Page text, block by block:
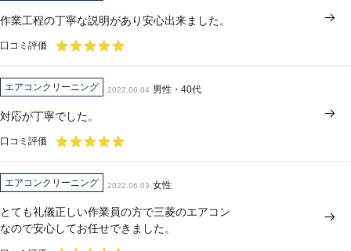
作業工程の丁寧な説明があり安心出来ました。
口コミ評価
エアコンクリーニング 2022.06.04 男性・40代
対応が丁寧でした。
口コミ評価
エアコンクリーニング 2022.06.03 女性
とても礼儀正しい作業員の方で三菱のエアコン
なので安心してお任せできました。